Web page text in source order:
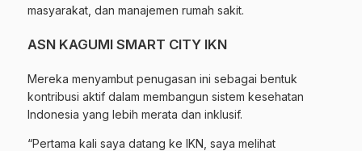
masyarakat, dan manajemen rumah sakit.
ASN KAGUMI SMART CITY IKN
Mereka menyambut penugasan ini sebagai bentuk
kontribusi aktif dalam membangun sistem kesehatan
Indonesia yang lebih merata dan inklusif.
“Pertama kali saya datang ke IKN, saya melihat